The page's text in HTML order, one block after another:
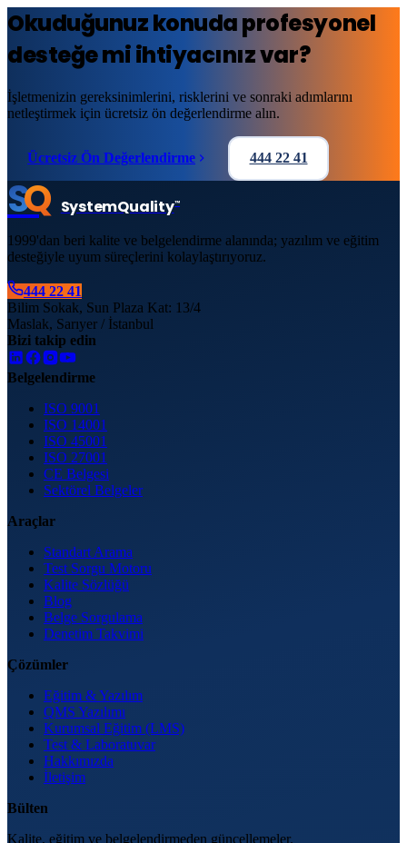
Okuduğunuz konuda profesyonel
desteğe mi ihtiyacınız var?
İşletmenizin gereksinimlerini, risklerini ve sonraki adımlarını
netleştirmek için ücretsiz ön değerlendirme alın.
Ücretsiz Ön Değerlendirme 444 22 41
SQ SystemQuality™
1999'dan beri kalite ve belgelendirme alanında; yazılım ve eğitim
desteğiyle uyum süreçlerini kolaylaştırıyoruz.
444 22 41
Bilim Sokak, Sun Plaza Kat: 13/4
Maslak, Sarıyer / İstanbul
Bizi takip edin
Belgelendirme
ISO 9001
ISO 14001
ISO 45001
ISO 27001
CE Belgesi
Sektörel Belgeler
Araçlar
Standart Arama
Test Sorgu Motoru
Kalite Sözlüğü
Blog
Belge Sorgulama
Denetim Takvimi
Çözümler
Eğitim & Yazılım
QMS Yazılımı
Kurumsal Eğitim (LMS)
Test & Laboratuvar
Hakkımızda
İletişim
Bülten
Kalite, eğitim ve belgelendirmeden güncellemeler.